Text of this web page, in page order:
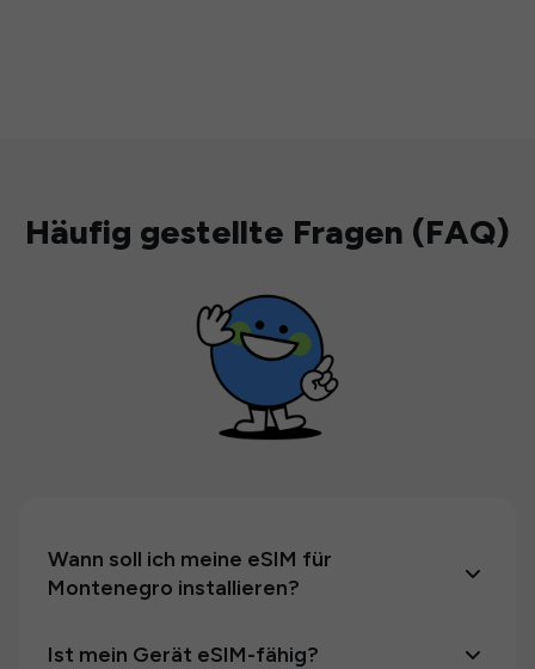
Häufig gestellte Fragen (FAQ)
Wann soll ich meine eSIM für
Montenegro installieren?
Ist mein Gerät eSIM-fähig?